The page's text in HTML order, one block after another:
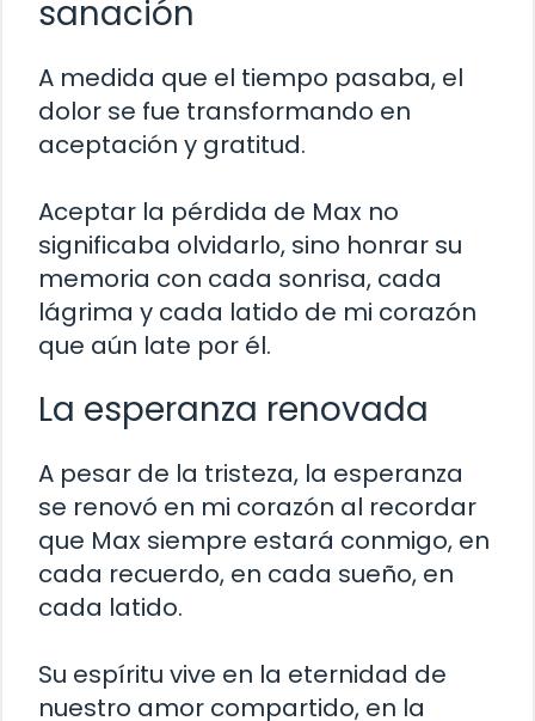
sanación
A medida que el tiempo pasaba, el
dolor se fue transformando en
aceptación y gratitud.
Aceptar la pérdida de Max no
significaba olvidarlo, sino honrar su
memoria con cada sonrisa, cada
lágrima y cada latido de mi corazón
que aún late por él.
La esperanza renovada
A pesar de la tristeza, la esperanza
se renovó en mi corazón al recordar
que Max siempre estará conmigo, en
cada recuerdo, en cada sueño, en
cada latido.
Su espíritu vive en la eternidad de
nuestro amor compartido, en la